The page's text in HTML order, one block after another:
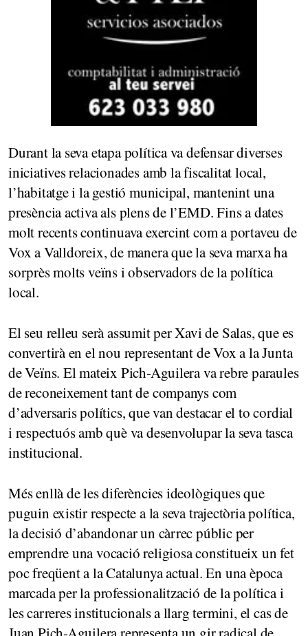
Durant la seva etapa política va defensar diverses
iniciatives relacionades amb la fiscalitat local,
l’habitatge i la gestió municipal, mantenint una
presència activa als plens de l’EMD. Fins a dates
molt recents continuava exercint com a portaveu de
Vox a Valldoreix, de manera que la seva marxa ha
sorprès molts veïns i observadors de la política
local.
El seu relleu serà assumit per Xavi de Salas, que es
convertirà en el nou representant de Vox a la Junta
de Veïns. El mateix Pich-Aguilera va rebre paraules
de reconeixement tant de companys com
d’adversaris polítics, que van destacar el to cordial
i respectuós amb què va desenvolupar la seva tasca
institucional.
Més enllà de les diferències ideològiques que
puguin existir respecte a la seva trajectòria política,
la decisió d’abandonar un càrrec públic per
emprendre una vocació religiosa constitueix un fet
poc freqüent a la Catalunya actual. En una època
marcada per la professionalització de la política i
les carreres institucionals a llarg termini, el cas de